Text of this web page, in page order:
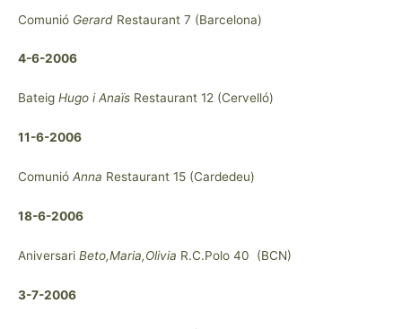
Comunió Gerard Restaurant 7 (Barcelona)
4-6-2006
Bateig Hugo i Anaïs Restaurant 12 (Cervelló)
11-6-2006
Comunió Anna Restaurant 15 (Cardedeu)
18-6-2006
Aniversari Beto,Maria,Olivia R.C.Polo 40 (BCN)
3-7-2006